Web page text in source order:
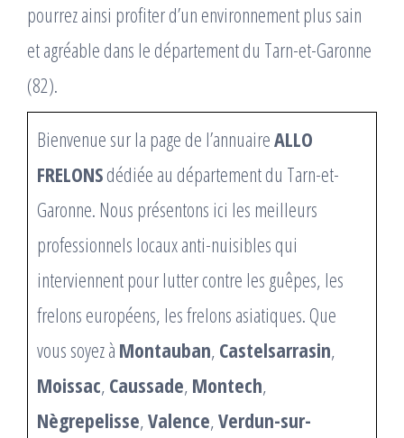
pourrez ainsi profiter d’un environnement plus sain
et agréable dans le département du Tarn-et-Garonne
(82).
Bienvenue sur la page de l’annuaireALLO
FRELONSdédiée au département du Tarn-et-
Garonne. Nous présentons ici les meilleurs
professionnels locaux anti-nuisibles qui
interviennent pour lutter contre les guêpes, les
frelons européens, les frelons asiatiques. Que
vous soyez à Montauban, Castelsarrasin,
Moissac, Caussade, Montech,
Nègrepelisse,Valence,Verdun-sur-